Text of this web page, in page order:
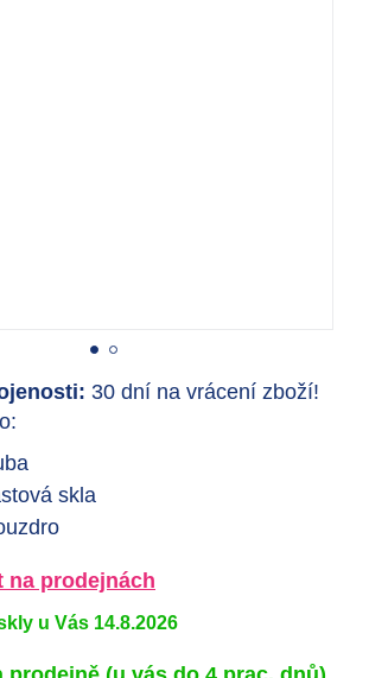
30 dní na vrácení zboží!
skla
na prodejnách
u Vás 14.8.2026